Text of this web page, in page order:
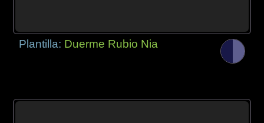
Plantilla: Duerme Rubio Nia